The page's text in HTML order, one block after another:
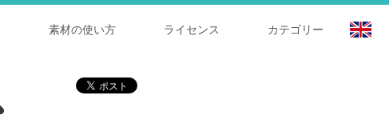
カテゴリー
ライセンス
素材の使い方